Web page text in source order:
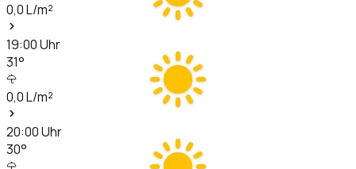
0,0L/m²
19:00Uhr
31°
0,0L/m²
20:00Uhr
30°